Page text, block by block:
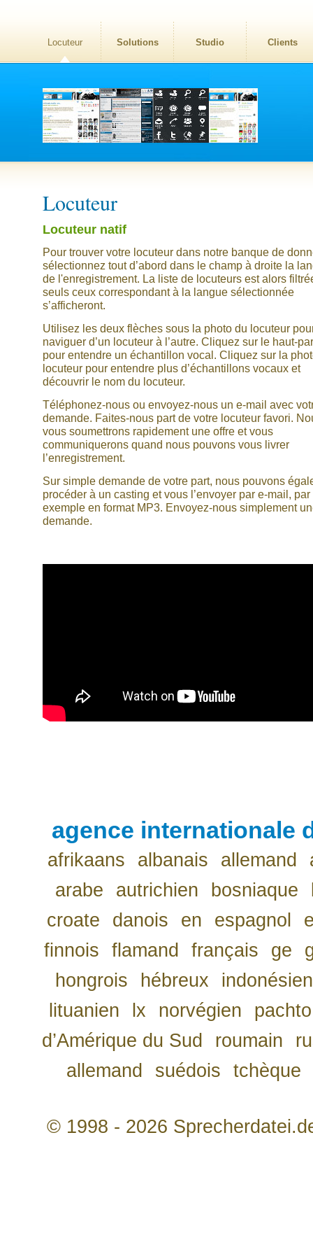
Locuteur Solutions Studio Clients
Locuteur
Locuteur natif
Pour trouver votre locuteur dans notre banque de
sélectionnez tout d’abord dans le champ à droite la
de l'enregistrement. La liste de locuteurs est alors
seuls ceux correspondant à la langue sélectionnée
s’afficheront.
Utilisez les deux flèches sous la photo du locuteur
naviguer d’un locuteur à l’autre. Cliquez sur le haut-
pour entendre un échantillon vocal. Cliquez sur la
locuteur pour entendre plus d’échantillons vocaux et
découvrir le nom du locuteur.
Téléphonez-nous ou envoyez-nous un e-mail avec
demande. Faites-nous part de votre locuteur favori.
vous soumettrons rapidement une offre et vous
communiquerons quand nous pouvons vous livrer
l’enregistrement.
Sur simple demande de votre part, nous pouvons
procéder à un casting et vous l’envoyer par e-mail, par
exemple en format MP3. Envoyez-nous simplement
demande.
agence internationale
afrikaans albanais allemand
arabe
autrichien bosniaque
croate
danois en espagnol
finnois
flamand français ge
hongrois
hébreux
indonésien
lituanien
lx norvégien
pachto
d’Amérique du Sud
roumain
allemand
suédois tchèque
© 1998 - 2026